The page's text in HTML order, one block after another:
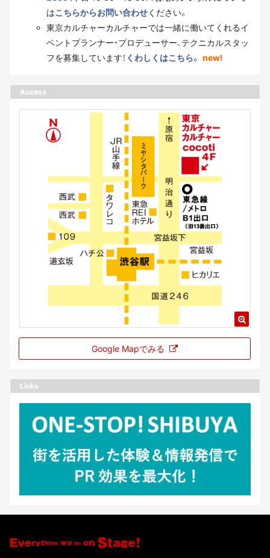
はこちらからお問い合わせください。
東京カルチャーカルチャーでは一緒に働いてくれるイ
ベントプランナー・プロデューサー、テクニカルスタッ
フを募集しています！ くわしくはこちら。 new!
Access
Google Mapでみる
Links